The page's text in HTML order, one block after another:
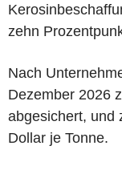
zehn
Nach
Dezember 2026
abgesichert, und
Dollar je Tonne.